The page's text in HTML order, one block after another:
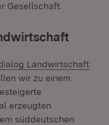
Gesellschaft.
Landwirtschaft
wir zu einem
erzeugten
süddeutschen